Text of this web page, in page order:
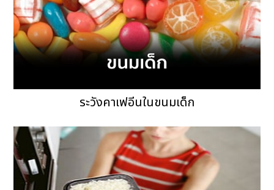
ระวังคาเฟอีนในขนมเด็ก